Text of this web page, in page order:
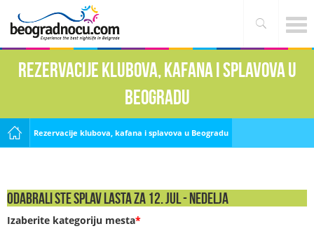
Rezervacije klubova, kafana i splavova u
Beogradu
Rezervacije klubova, kafana i splavova u Beogradu
Odabrali ste Splav Lasta za 12. Jul - NEDELJA
Izaberite kategoriju mesta*